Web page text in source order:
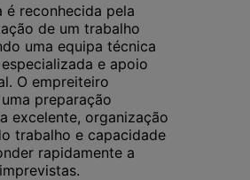
é reconhecida pela
de um trabalho
uma equipa técnica
e apoio
O empreiteiro
preparação
excelente, organização
trabalho e capacidade
rapidamente a